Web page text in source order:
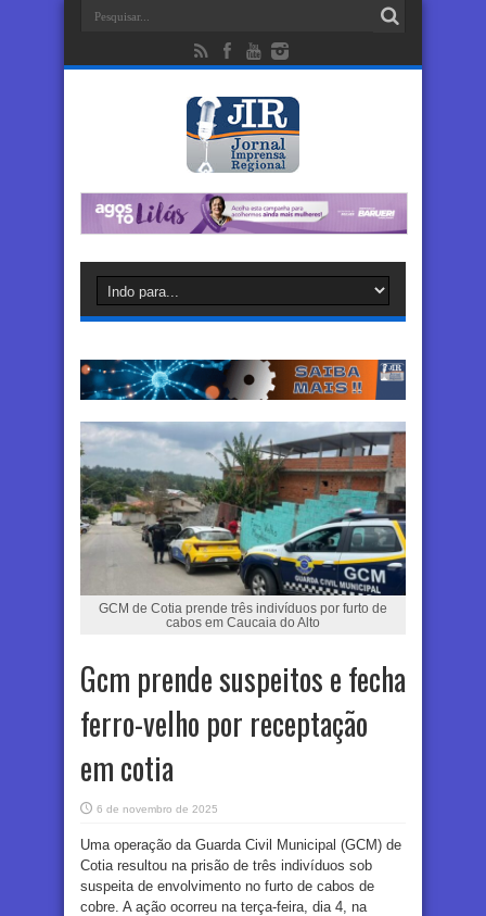
GCM de Cotia prende três indivíduos por furto de
cabos em Caucaia do Alto
Gcm prende suspeitos e fecha
ferro-velho por receptação
em cotia
6 de novembro de 2025
Uma operação da Guarda Civil Municipal (GCM) de
Cotia resultou na prisão de três indivíduos sob
suspeita de envolvimento no furto de cabos de
cobre. A ação ocorreu na terça-feira, dia 4, na